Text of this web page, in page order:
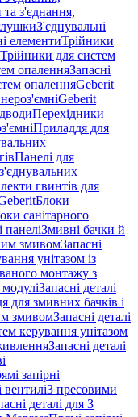
та з'єднання,
З'єднувальні
елементиТрійники
Трійники для систем
опаленняЗапасні
опаленняGeberit
Geberit
Перехідники
Приладдя для
Панелі для
гвинтів для
Блоки
санітарного
Змивні бачки й
змивомЗапасні
унітазом із
монтажу з
модуліЗапасні деталі
для змивних бачків і
змивомЗапасні деталі
керування унітазом
Запасні деталі
запірні
вентиліЗ пресовими
деталі для З